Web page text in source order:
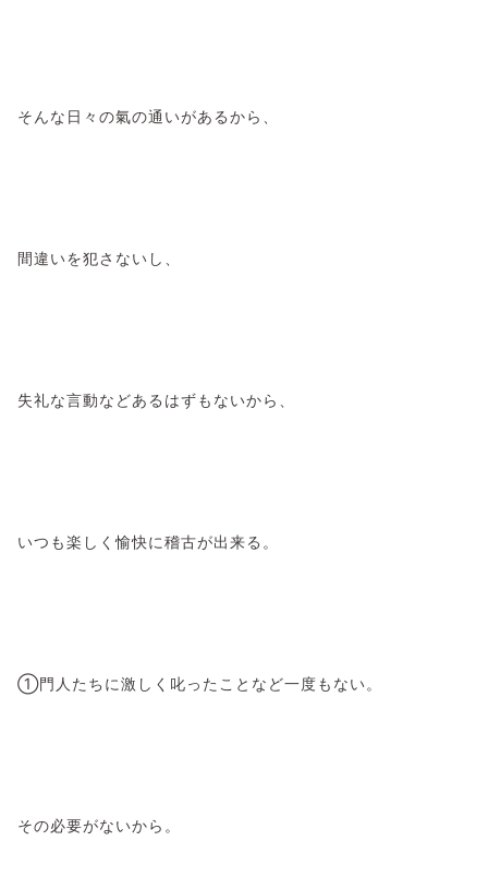
そんな日々の氣の通いがあるから、
間違いを犯さないし、
失礼な言動などあるはずもないから、
いつも楽しく愉快に稽古が出来る。
①門人たちに激しく叱ったことなど一度もない。
その必要がないから。